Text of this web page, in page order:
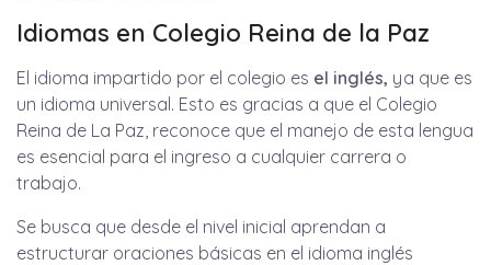
Idiomas en Colegio Reina de la Paz
El idioma impartido por el colegio es el inglés, ya que es
un idioma universal. Esto es gracias a que el Colegio
Reina de La Paz, reconoce que el manejo de esta lengua
es esencial para el ingreso a cualquier carrera o
trabajo.
Se busca que desde el nivel inicial aprendan a
estructurar oraciones básicas en el idioma inglés